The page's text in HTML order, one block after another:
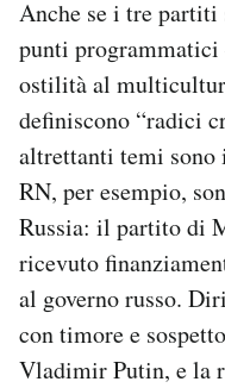
Anche se i tre partiti
punti
ostilità al
definiscono “radici
altrettanti temi sono
RN, per esempio,
Russia: il partito di
ricevuto
al governo russo.
con timore e
Vladimir Putin, e la